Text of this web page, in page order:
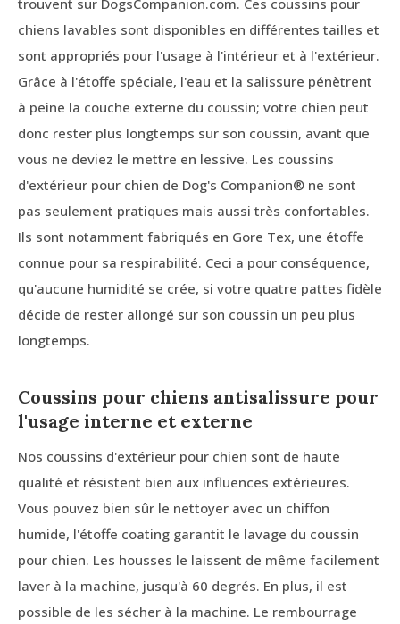
trouvent sur DogsCompanion.com. Ces coussins pour
chiens lavables sont disponibles en différentes tailles et
sont appropriés pour l'usage à l'intérieur et à l'extérieur.
Grâce à l'étoffe spéciale, l'eau et la salissure pénètrent
à peine la couche externe du coussin; votre chien peut
donc rester plus longtemps sur son coussin, avant que
vous ne deviez le mettre en lessive. Les coussins
d'extérieur pour chien de Dog's Companion® ne sont
pas seulement pratiques mais aussi très confortables.
Ils sont notamment fabriqués en Gore Tex, une étoffe
connue pour sa respirabilité. Ceci a pour conséquence,
qu'aucune humidité se crée, si votre quatre pattes fidèle
décide de rester allongé sur son coussin un peu plus
longtemps.
Coussins pour chiens antisalissure pour
l'usage interne et externe
Nos coussins d'extérieur pour chien sont de haute
qualité et résistent bien aux influences extérieures.
Vous pouvez bien sûr le nettoyer avec un chiffon
humide, l'étoffe coating garantit le lavage du coussin
pour chien. Les housses le laissent de même facilement
laver à la machine, jusqu'à 60 degrés. En plus, il est
possible de les sécher à la machine. Le rembourrage